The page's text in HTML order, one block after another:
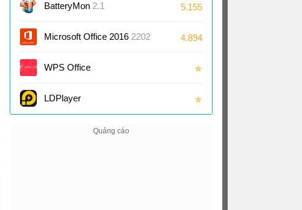
BatteryMon 2.1 5.155
Microsoft Office 2016 2202
(16.0
4.894
WPS Office ✯
LDPlayer ✯